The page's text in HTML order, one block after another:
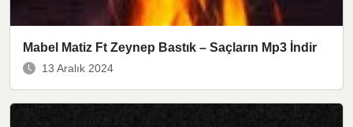
Mabel Matiz Ft Zeynep Bastık – Saçların Mp3 İndir
13 Aralık 2024